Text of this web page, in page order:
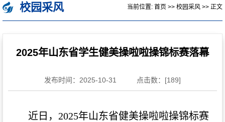
校园采风 当前位置: 首页 >> 校园采风 >> 正文
2025年山东省学生健美操啦啦操锦标赛落幕
发布时间：2025-10-31 点击数：[189]
近日，2025年山东省健美操啦啦操锦标赛